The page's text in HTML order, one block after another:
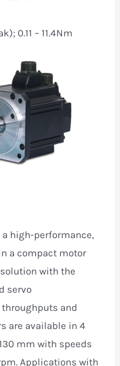
0.11 – 11.4Nm
a high-performance,
a compact motor
with the
servo
and
are available in 4
mm with speeds
Applications with